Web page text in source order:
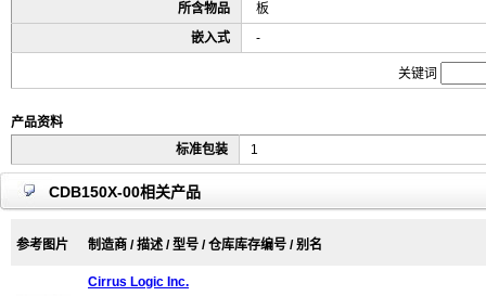
所含物品
板
嵌入式
-
关键词
产品资料
标准包装
1
CDB150X-00相关产品
参考图片 制造商 / 描述 / 型号 / 仓库库存编号 / 别名
Cirrus Logic Inc.